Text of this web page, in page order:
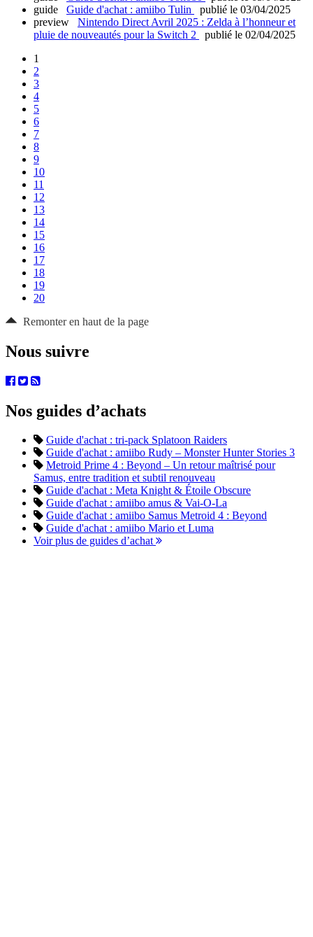
guide
Guide d'achat : amiibo Tulin
publié le 03/04/2025
preview
Nintendo Direct Avril 2025 : Zelda à l’honneur et
pluie de nouveautés pour la Switch 2
publié le 02/04/2025
1
2
3
4
5
6
7
8
9
10
11
12
13
14
15
16
17
18
19
20
Remonter en haut de la page
Nous suivre
Nos guides d’achats
Guide d'achat : tri-pack Splatoon Raiders
Guide d'achat : amiibo Rudy – Monster Hunter Stories 3
Metroid Prime 4 : Beyond – Un retour maîtrisé pour
Samus, entre tradition et subtil renouveau
Guide d'achat : Meta Knight & Étoile Obscure
Guide d'achat : amiibo amus & Vai-O-La
Guide d'achat : amiibo Samus Metroid 4 : Beyond
Guide d'achat : amiibo Mario et Luma
Voir plus de guides d’achat